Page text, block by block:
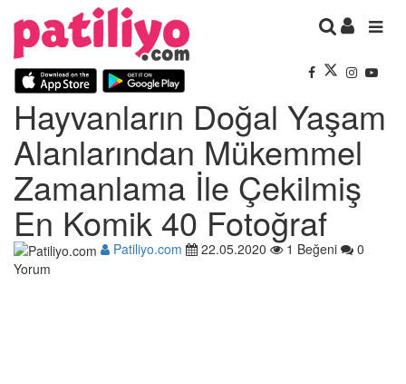
Hayvanların Doğal Yaşam
Alanlarından Mükemmel
Zamanlama İle Çekilmiş
En Komik 40 Fotoğraf
Patiliyo.com 22.05.2020 1 Beğeni
0
Yorum